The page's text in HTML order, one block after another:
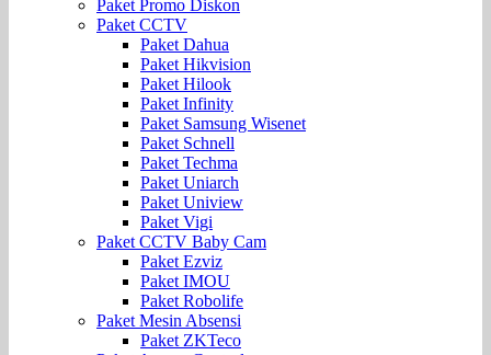
Paket Promo Diskon
Paket CCTV
Paket Dahua
Paket Hikvision
Paket Hilook
Paket Infinity
Paket Samsung Wisenet
Paket Schnell
Paket Techma
Paket Uniarch
Paket Uniview
Paket Vigi
Paket CCTV Baby Cam
Paket Ezviz
Paket IMOU
Paket Robolife
Paket Mesin Absensi
Paket ZKTeco